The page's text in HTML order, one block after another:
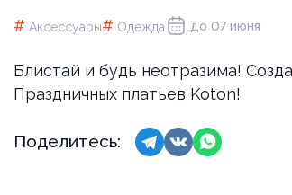
# Аксессуары# Одежда до 07 июня
Блистай и будь неотразима!
Праздничных платьев Koton!
Поделитесь: